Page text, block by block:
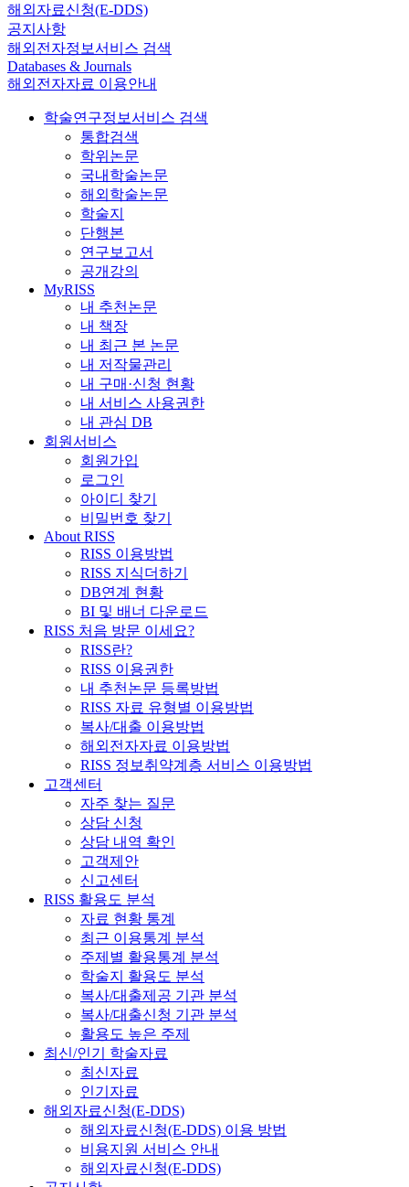
해외자료신청(E-DDS)
공지사항
해외전자정보서비스 검색
Databases & Journals
해외전자자료 이용안내
학술연구정보서비스 검색
통합검색
학위논문
국내학술논문
해외학술논문
학술지
단행본
연구보고서
공개강의
MyRISS
내 추천논문
내 책장
내 최근 본 논문
내 저작물관리
내 구매·신청 현황
내 서비스 사용권한
내 관심 DB
회원서비스
회원가입
로그인
아이디 찾기
비밀번호 찾기
About RISS
RISS 이용방법
RISS 지식더하기
DB연계 현황
BI 및 배너 다운로드
RISS 처음 방문 이세요?
RISS란?
RISS 이용권한
내 추천논문 등록방법
RISS 자료 유형별 이용방법
복사/대출 이용방법
해외전자자료 이용방법
RISS 정보취약계층 서비스 이용방법
고객센터
자주 찾는 질문
상담 신청
상담 내역 확인
고객제안
신고센터
RISS 활용도 분석
자료 현황 통계
최근 이용통계 분석
주제별 활용통계 분석
학술지 활용도 분석
복사/대출제공 기관 분석
복사/대출신청 기관 분석
활용도 높은 주제
최신/인기 학술자료
최신자료
인기자료
해외자료신청(E-DDS)
해외자료신청(E-DDS) 이용 방법
비용지원 서비스 안내
해외자료신청(E-DDS)